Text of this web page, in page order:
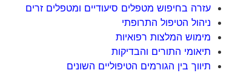
עזרה בחיפוש מטפלים סיעודיים ומטפלים זרים
ניהול הטיפול התרופתי
מימוש המלצות רפואיות
תיאומי התורים והבדיקות
תיווך בין הגורמים הטיפוליים השונים